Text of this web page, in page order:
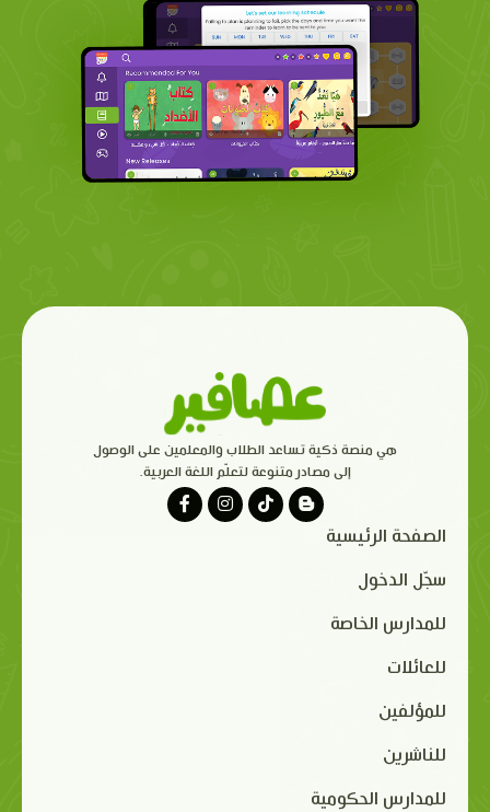
هي منصة ذكية تساعد الطلاب والمعلمين على الوصول
إلى مصادر متنوعة لتعلّم اللغة العربية.
الصفحة الرئيسية
سجّل الدخول
للمدارس الخاصة
للعائلات
للمؤلفين
للناشرين
للمدارس الحكومية